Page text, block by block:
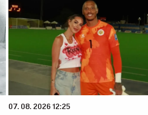
07. 08. 2026 12:25